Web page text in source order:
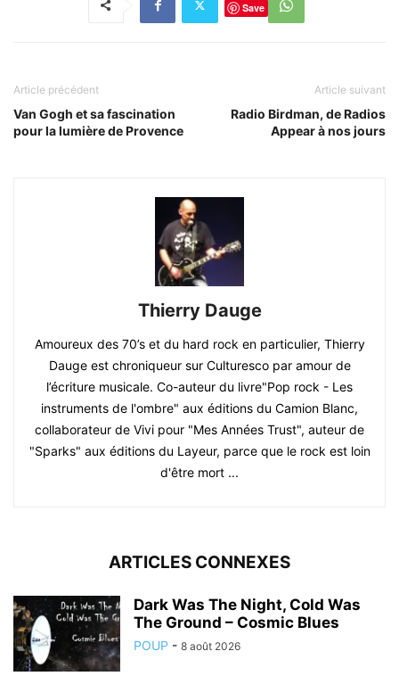
Save
Article précédent
Van Gogh et sa fascination
pour la lumière de Provence
Article suivant
Radio Birdman, de Radios
Appear à nos jours
Thierry Dauge
Amoureux des 70’s et du hard rock en particulier, Thierry
Dauge est chroniqueur sur Culturesco par amour de
l’écriture musicale. Co-auteur du livre"Pop rock - Les
instruments de l'ombre" aux éditions du Camion Blanc,
collaborateur de Vivi pour "Mes Années Trust", auteur de
"Sparks" aux éditions du Layeur, parce que le rock est loin
d'être mort ...
ARTICLES CONNEXES
Dark Was The Night, Cold Was
The Ground – Cosmic Blues
POUP - 8 août 2026